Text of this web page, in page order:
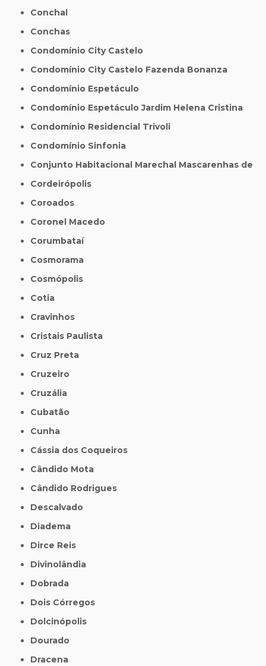
Conchal
Conchas
Condomínio City Castelo
Condomínio City Castelo Fazenda Bonanza
Condomínio Espetáculo
Condomínio Espetáculo Jardim Helena Cristina
Condomínio Residencial Trivoli
Condomínio Sinfonia
Conjunto Habitacional Marechal Mascarenhas de
Cordeirópolis
Coroados
Coronel Macedo
Corumbataí
Cosmorama
Cosmópolis
Cotia
Cravinhos
Cristais Paulista
Cruz Preta
Cruzeiro
Cruzália
Cubatão
Cunha
Cássia dos Coqueiros
Cândido Mota
Cândido Rodrigues
Descalvado
Diadema
Dirce Reis
Divinolândia
Dobrada
Dois Córregos
Dolcinópolis
Dourado
Dracena